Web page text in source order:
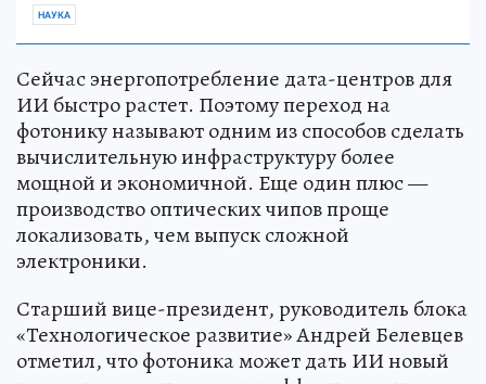
НАУКА
Сейчас энергопотребление дата-центров для
ИИ быстро растет. Поэтому переход на
фотонику называют одним из способов сделать
вычислительную инфраструктуру более
мощной и экономичной. Еще один плюс —
производство оптических чипов проще
локализовать, чем выпуск сложной
электроники.
Старший вице-президент, руководитель блока
«Технологическое развитие» Андрей Белевцев
отметил, что фотоника может дать ИИ новый